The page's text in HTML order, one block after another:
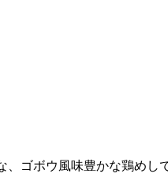
ゴボウ風味豊かな鶏めし